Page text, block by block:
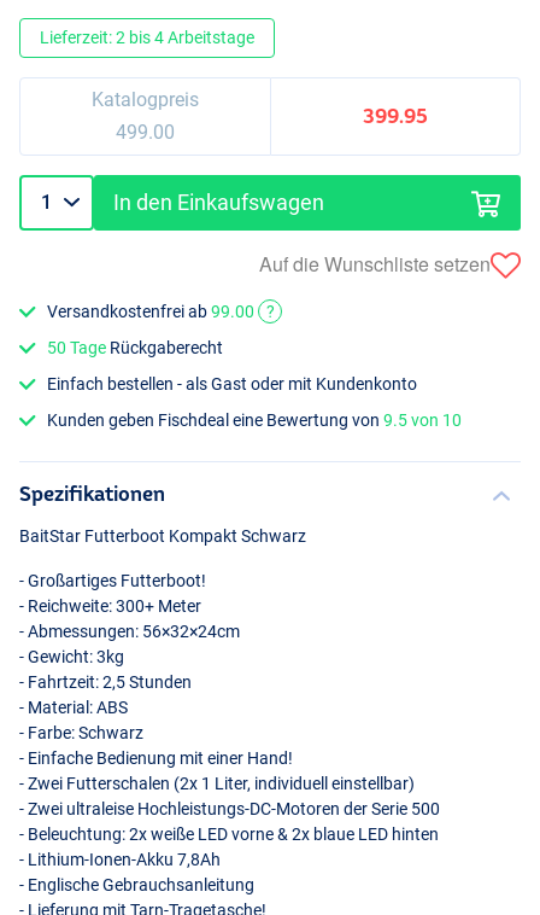
Lieferzeit: 2 bis 4 Arbeitstage
Katalogpreis
499.00
399.95
In den Einkaufswagen
Auf die Wunschliste setzen
Versandkostenfrei ab99.00
?
50 Tage Rückgaberecht
Einfach bestellen - als Gast oder mit Kundenkonto
Kunden geben Fischdeal eine Bewertung von9.5 von 10
Spezifikationen
BaitStar Futterboot Kompakt Schwarz
- Großartiges Futterboot!
- Reichweite: 300+ Meter
- Abmessungen: 56×32×24cm
- Gewicht: 3kg
- Fahrtzeit: 2,5 Stunden
- Material:ABS
- Farbe: Schwarz
- Einfache Bedienung mit einer Hand!
- Zwei Futterschalen (2x 1 Liter, individuell einstellbar)
- Zwei ultraleise Hochleistungs-DC-Motoren der Serie 500
- Beleuchtung: 2x weiße LEDvorne & 2x blaue LED hinten
- Lithium-Ionen-Akku 7,8Ah
- Englische Gebrauchsanleitung
- Lieferung mit Tarn-Tragetasche!